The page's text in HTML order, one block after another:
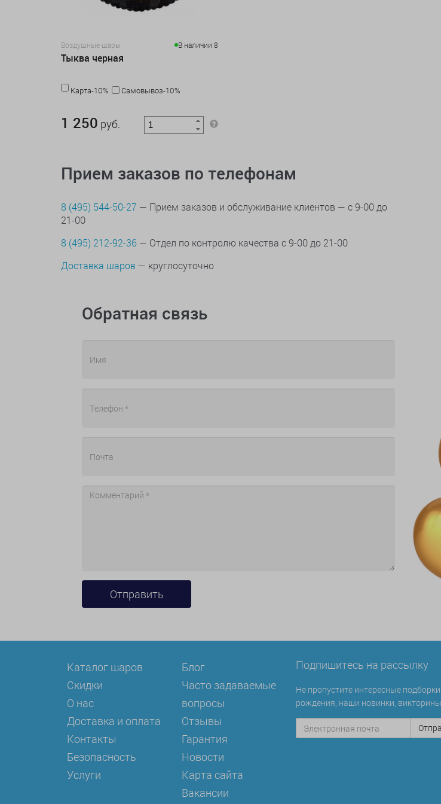
Воздушные шары В наличии 8
Тыква черная
Карта-10%
Самовывоз-10%
1 250 руб.
Прием заказов по телефонам
8 (495) 544-50-27 — Прием заказов и обслуживание клиентов — с 9-00 до
21-00
8 (495) 212-92-36 — Отдел по контролю качества с 9-00 до 21-00
Доставка шаров — круглосуточно
Обратная связь
Каталог шаров
Скидки
О нас
Доставка и оплата
Контакты
Безопасность
Услуги
Блог
Часто задаваемые
вопросы
Отзывы
Гарантия
Новости
Карта сайта
Вакансии
Подпишитесь на рассылку
Не пропустите интересные
рождения, наши новинки,